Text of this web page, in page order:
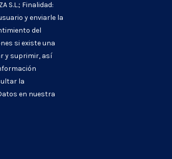
S.L.; Finalidad:
y enviarle la
del
si existe una
y suprimir, así
la
en nuestra